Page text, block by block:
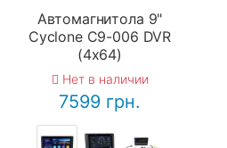
Автомагнитола 9"
Cyclone C9-006 DVR
(4x64)
Нет в наличии
7599 грн.